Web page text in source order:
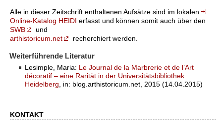
KONTAKT
Alle in dieser Zeitschrift enthaltenen Aufsätze sind im lokalen
Online-Katalog HEIDI erfasst und können somit auch über den
SWB
und
arthistoricum.net
recherchiert werden.
Weiterführende Literatur
Lesimple, Maria: Le Journal de la Marbrerie et de l’Art
décoratif – eine Rarität in der Universitätsbibliothek
Heidelberg , in: blog.arthistoricum.net, 2015 (14.04.2015)